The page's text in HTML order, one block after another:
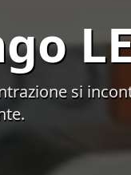
si
attuale nella